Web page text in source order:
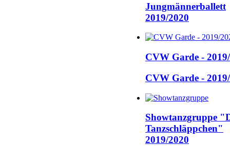
Jungmännerballett
2019/2020
CVW Garde -
CVW Garde -
Showtanzgruppe
Tanzschläppchen"
2019/2020